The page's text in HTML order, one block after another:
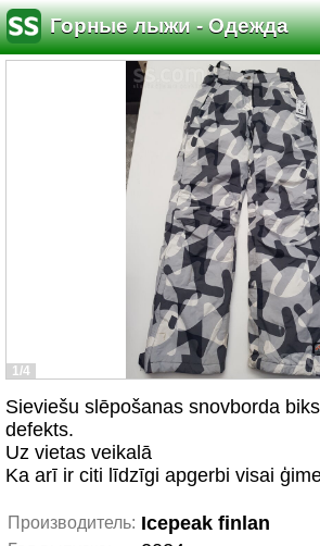
Горные лыжи - Одежда
1/4
Sieviešu slēpošanas snovborda
defekts.
Uz vietas veikalā
Ka arī ir citi līdzīgi apgerbi visai
Производитель: Icepeak finlan